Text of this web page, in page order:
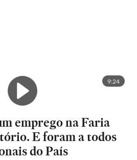
9:24
emprego na Faria
E foram a todos
do País